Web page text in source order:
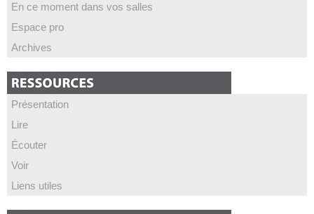
En ce moment dans vos salles
Espace pro
Archives
Présentation
Lire
Écouter
Voir
Liens utiles